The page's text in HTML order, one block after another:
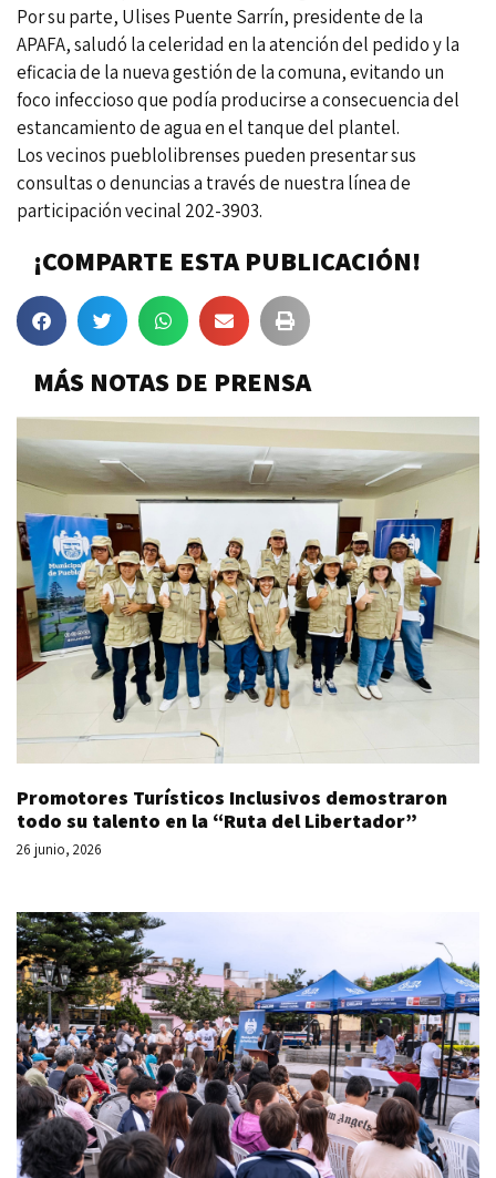
Por su parte, Ulises Puente Sarrín, presidente de la
APAFA, saludó la celeridad en la atención del pedido y la
eficacia de la nueva gestión de la comuna, evitando un
foco infeccioso que podía producirse a consecuencia del
estancamiento de agua en el tanque del plantel.
Los vecinos pueblolibrenses pueden presentar sus
consultas o denuncias a través de nuestra línea de
participación vecinal 202-3903.
¡COMPARTE ESTA PUBLICACIÓN!
MÁS NOTAS DE PRENSA
Promotores Turísticos Inclusivos demostraron
todo su talento en la “Ruta del Libertador”
26 junio, 2026